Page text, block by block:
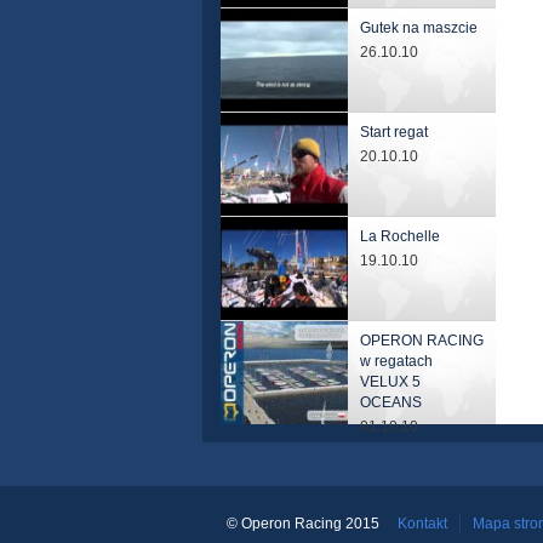
Gutek na maszcie
26.10.10
Start regat
20.10.10
La Rochelle
19.10.10
OPERON RACING
w regatach
VELUX 5
OCEANS
01.10.10
© Operon Racing 2015 Kontakt Mapa